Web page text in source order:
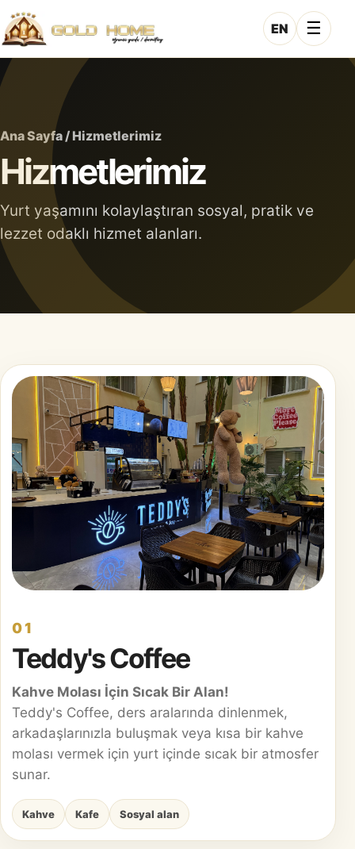
EN ☰
Ana Sayfa / Hizmetlerimiz
Hizmetlerimiz
Yurt yaşamını kolaylaştıran sosyal, pratik ve
lezzet odaklı hizmet alanları.
01
Teddy's Coffee
Kahve Molası İçin Sıcak Bir Alan!
Teddy's Coffee, ders aralarında dinlenmek,
arkadaşlarınızla buluşmak veya kısa bir kahve
molası vermek için yurt içinde sıcak bir atmosfer
sunar.
Kahve Kafe Sosyal alan